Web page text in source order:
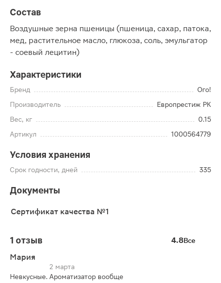
Состав
Воздушные зерна пшеницы (пшеница, сахар, патока,
мед, растительное масло, глюкоза, соль, эмульгатор
- соевый лецитин)
Характеристики
Бренд
Ого!
Производитель
Европрестиж РК
Вес, кг
0.15
Артикул
1000564779
Условия хранения
Срок годности, дней 335
Документы
Сертификат качества №1
1 отзыв 4.8Все
Мария
2 марта
Невкусные. Ароматизатор вообще